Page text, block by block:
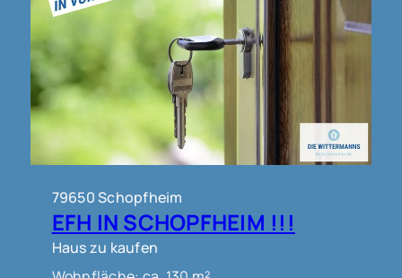
79650 Schopfheim
EFH IN SCHOPFHEIM !!!
Haus zu kaufen